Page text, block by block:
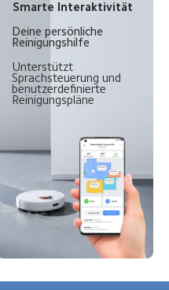
Smarte Interaktivität
Deine persönliche
Reinigungshilfe
Unterstützt
Sprachsteuerung und
benutzerdefinierte
Reinigungspläne